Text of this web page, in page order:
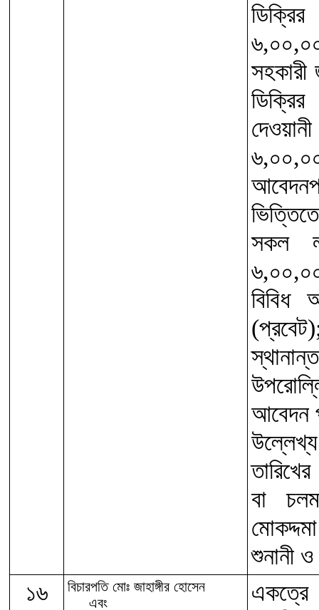
সকল
বিবিধ
আবেদন
উল্লেখ্য
বা
শুনানী
১৬
বিচারপতি মোঃ জাহাঙ্গীর হোসেন
এবং
একত্রে